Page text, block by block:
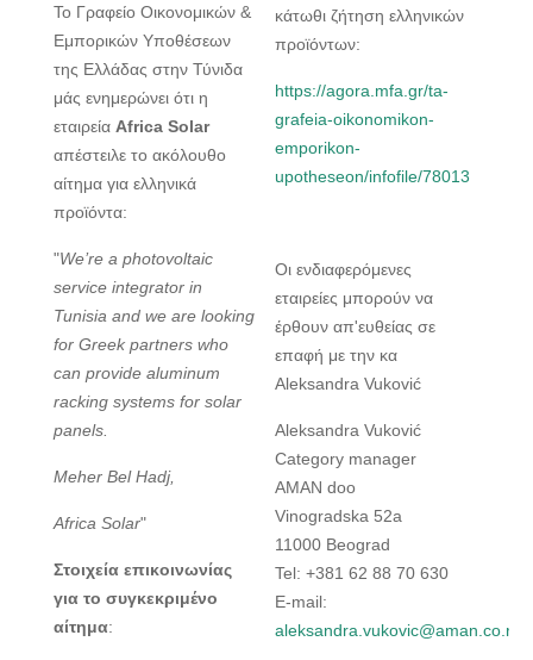
Το Γραφείο Οικονομικών &
Εμπορικών Υποθέσεων
της Ελλάδας στην Τύνιδα
μάς ενημερώνει ότι η
εταιρεία Africa Solar
απέστειλε το ακόλουθο
αίτημα για ελληνικά
προϊόντα:
"We’re a photovoltaic
service integrator in
Tunisia and we are looking
for Greek partners who
can provide aluminum
racking systems for solar
panels.
Meher Bel Hadj,
Africa Solar"
Στοιχεία επικοινωνίας
για το συγκεκριμένο
αίτημα:
κάτωθι ζήτηση ελληνικών
προϊόντων:
https://agora.mfa.gr/ta-
grafeia-oikonomikon-
emporikon-
upotheseon/infofile/78013
Οι ενδιαφερόμενες
εταιρείες μπορούν να
έρθουν απ'ευθείας σε
επαφή με την κα
Aleksandra Vuković
Aleksandra Vuković
Category manager
AMAN doo
Vinogradska 52a
11000 Beograd
Tel: +381 62 88 70 630
E-mail:
aleksandra.vukovic@aman.co.rs